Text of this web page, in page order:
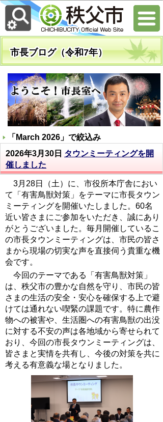
市長ブログ（令和7年）
「 March 2026 」で絞込み
2026年3月30日 タウンミーティングを開
催しました
3月28日（土）に、市役所本庁舎におい
て「有害鳥獣対策」をテーマに市長タウン
ミーティングを開催いたしました。60名
近い皆さまにご参加をいただき、誠にあり
がとうございました。毎月開催しているこ
の市長タウンミーティングは、市民の皆さ
まから現場の切実な声を直接伺う貴重な機
会です。
今回のテーマである「有害鳥獣対策」
は、秩父市の豊かな自然を守り、市民の皆
さまの生活の安全・安心を確保する上で避
けては通れない喫緊の課題です。特に農作
物への被害や、生活圏への有害鳥獣の出没
に対する不安の声は各地域から寄せられて
おり、今回の市長タウンミーティングは、
皆さまと実情を共有し、今後の対策を共に
考える有意義な場となりました。